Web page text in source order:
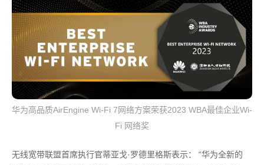
华为高品质AirEngine Wi-Fi 7网络方案荣获2023 WBA最佳企业Wi-
Fi 网络奖
无线宽带联盟首席执行官蒂亚戈·罗德里格斯表示： “华为全新的